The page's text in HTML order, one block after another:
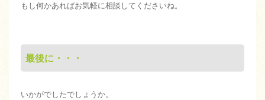
もし何かあればお気軽に相談してくださいね。
最後に・・・
いかがでしたでしょうか。